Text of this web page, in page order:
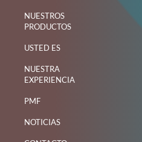
NUESTROS
PRODUCTOS
USTED ES
NUESTRA
EXPERIENCIA
PMF
NOTICIAS